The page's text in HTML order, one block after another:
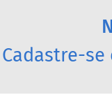
Cadastre-